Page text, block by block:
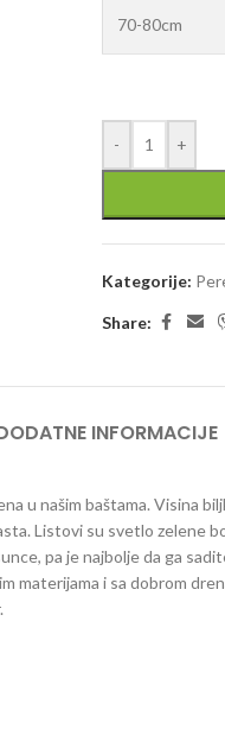
70-80cm
- +
Kategorije:
Share:
INFORMACIJE
u našim baštama. Visina
Listovi su svetlo zelene
pa je najbolje da ga
materijama i sa dobrom